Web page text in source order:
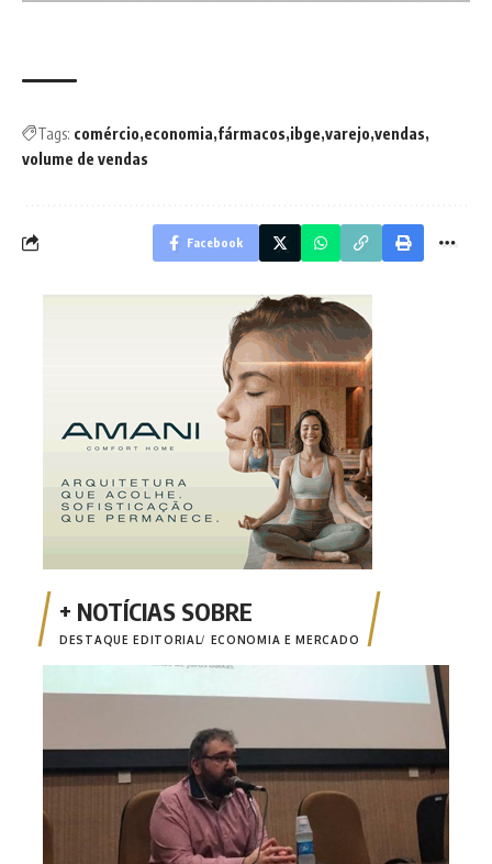
Tags: comércio economia fármacos ibge varejo vendas
volume de vendas
Facebook
DESTAQUE EDITORIAL ECONOMIA E MERCADO